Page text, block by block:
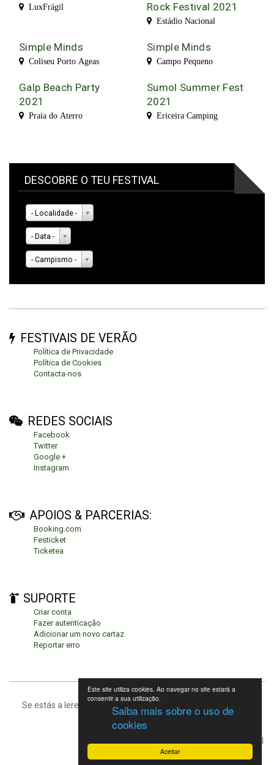
Este site utiliza cookies. Ao navegar no site estará a
consentir a sua utilização.
Saiba mais sobre o uso de
cookies
Aceitar
LuxFrágil
Rock Festival 2021
Estádio Nacional
Simple Minds
Coliseu Porto Ageas
Simple Minds
Campo Pequeno
Galp Beach Party
2021
Praia do Aterro
Sumol Summer Fest
2021
Ericeira Camping
DESCOBRE O TEU FESTIVAL
- Localidade -
- Data -
- Campismo -
FESTIVAIS DE VERÃO
Política de Privacidade
Política de Cookies
Contacta-nos
REDES SOCIAIS
Facebook
Twitter
Google +
Instagram
APOIOS & PARCERIAS:
Booking.com
Festicket
Ticketea
SUPORTE
Criar conta
Fazer autenticação
Adicionar um novo cartaz
Reportar erro
Se estás a leres isto, significa que estás no fundo da página.
Festivais de Verão 2021